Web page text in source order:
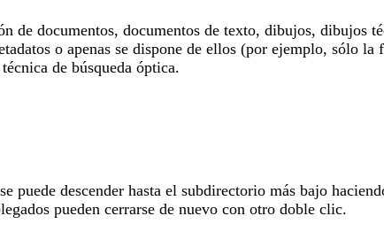
de documentos, documentos de texto, dibujos, dibujos
o apenas se dispone de ellos (por ejemplo, sólo
de búsqueda óptica.
descender hasta el subdirectorio más bajo
pueden cerrarse de nuevo con otro doble clic.